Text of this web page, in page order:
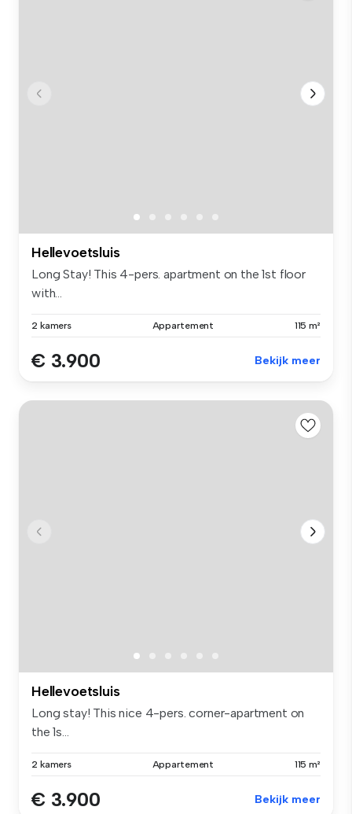
Hellevoetsluis
Long Stay! This 4-pers. apartment on the 1st floor
with...
2 kamers Appartement 115 m²
€ 3.900 Bekijk meer
Hellevoetsluis
Long stay! This nice 4-pers. corner-apartment on
the 1s...
2 kamers Appartement 115 m²
€ 3.900 Bekijk meer